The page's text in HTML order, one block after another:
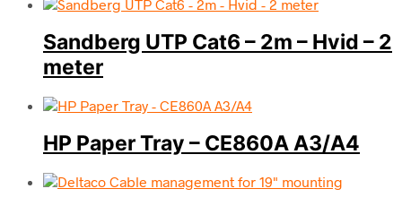
Sandberg UTP Cat6 – 2m – Hvid – 2
meter
HP Paper Tray – CE860A A3/A4